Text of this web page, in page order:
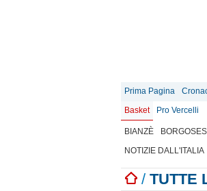
Prima Pagina
Basket
Pro Vercelli
BIANZÈ
NOTIZIE DALL'ITALIA
/ TUTTE